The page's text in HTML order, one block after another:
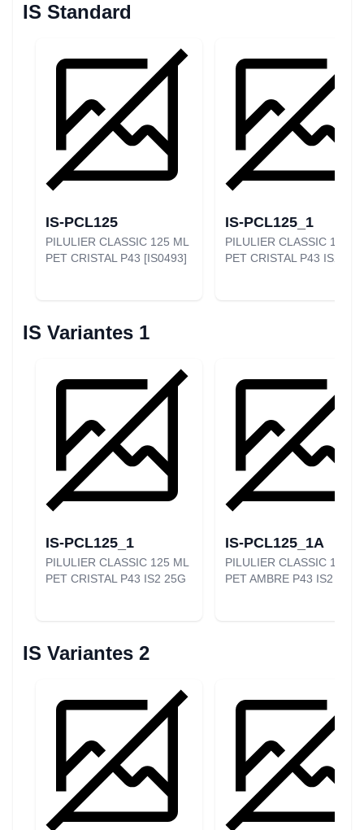
IS Standard
IS-PCL125
PILULIER CLASSIC 125 ML
PET CRISTAL P43 [IS0493]
IS-PCL125_1
PILULIER CLASSIC 125
PET CRISTAL P43 IS2
IS Variantes 1
IS-PCL125_1
PILULIER CLASSIC 125 ML
PET CRISTAL P43 IS2 25G
IS-PCL125_1A
PILULIER CLASSIC 125
PET AMBRE P43 IS2 25G
IS Variantes 2